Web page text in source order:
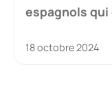
espagnols
18 octobre 2024